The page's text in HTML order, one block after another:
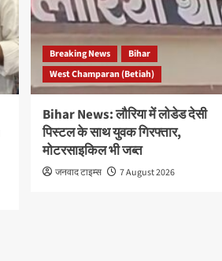
Breaking News
Bihar
West Champaran (Betiah)
Bihar News: लौरिया में लोडेड देसी
पिस्टल के साथ युवक गिरफ्तार,
मोटरसाइकिल भी जब्त
जनवाद टाइम्स 7 August 2026